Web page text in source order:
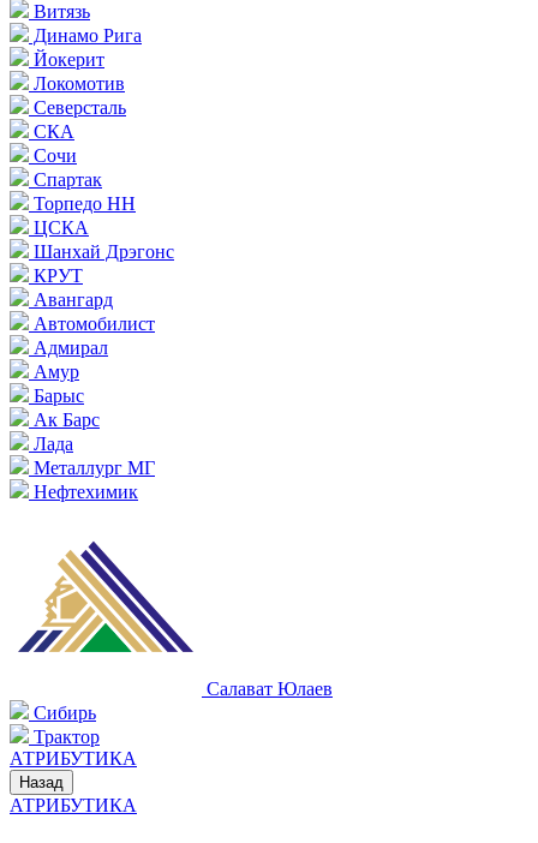
Витязь
Динамо Рига
Йокерит
Локомотив
Северсталь
СКА
Сочи
Спартак
Торпедо НН
ЦСКА
Шанхай Дрэгонс
КРУТ
Авангард
Автомобилист
Адмирал
Амур
Барыс
Ак Барс
Лада
Металлург МГ
Нефтехимик
Салават Юлаев
Сибирь
Трактор
АТРИБУТИКА
Назад
АТРИБУТИКА